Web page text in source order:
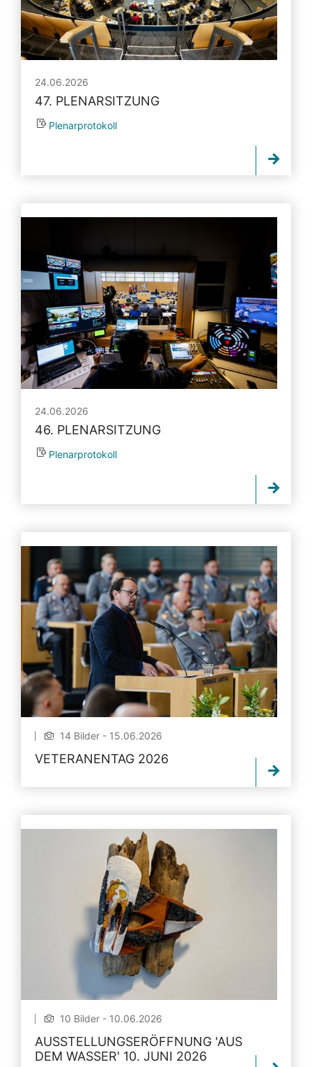
24.06.2026
47. PLENARSITZUNG
Plenarprotokoll
24.06.2026
46. PLENARSITZUNG
Plenarprotokoll
14 Bilder - 15.06.2026
VETERANENTAG 2026
10 Bilder - 10.06.2026
AUSSTELLUNGSERÖFFNUNG 'AUS
DEM WASSER' 10. JUNI 2026